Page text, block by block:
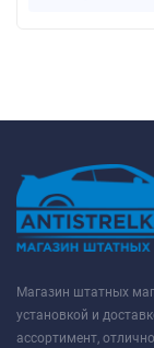
Магазин штатных
установкой и
ассортимент,